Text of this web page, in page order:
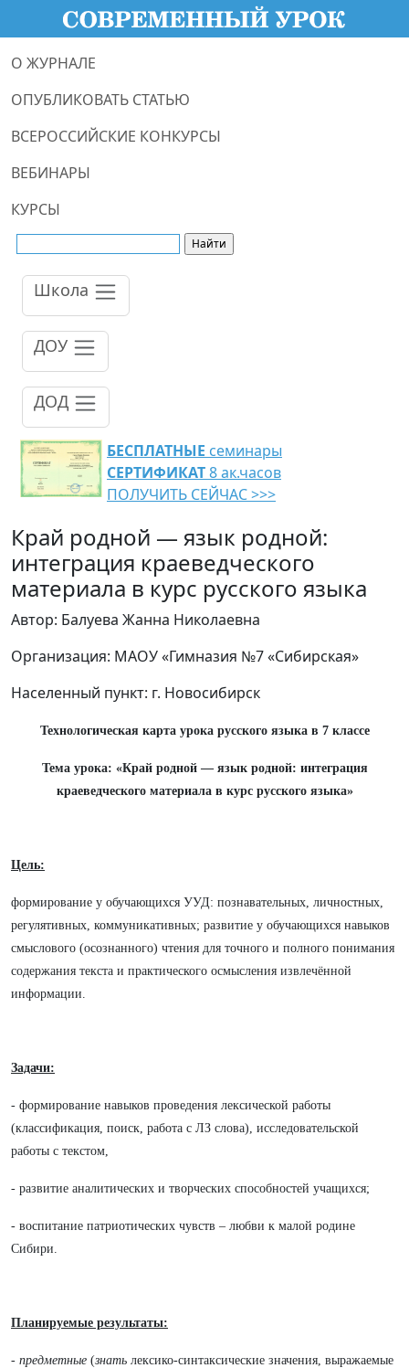
О ЖУРНАЛЕ
ОПУБЛИКОВАТЬ СТАТЬЮ
ВСЕРОССИЙСКИЕ КОНКУРСЫ
ВЕБИНАРЫ
КУРСЫ
Школа
ДОУ
ДОД
БЕСПЛАТНЫЕ семинары
СЕРТИФИКАТ8 ак.часов
ПОЛУЧИТЬ СЕЙЧАС >>>
Край родной — язык родной:
интеграция краеведческого
материала в курс русского языка
Автор: Балуева Жанна Николаевна
Организация: МАОУ «Гимназия №7 «Сибирская»
Населенный пункт: г. Новосибирск
Технологическая карта урока русского языка в 7 классе
Тема урока: «Край родной — язык родной: интеграция
краеведческого материала в курс русского языка»
Цель:
формирование у обучающихся УУД: познавательных, личностных,
регулятивных, коммуникативных; развитие у обучающихся навыков
смыслового (осознанного) чтения для точного и полного понимания
содержания текста и практического осмысления извлечённой
информации.
Задачи:
- формирование навыков проведения лексической работы
(классификация, поиск, работа с ЛЗ слова), исследовательской
работы с текстом,
- развитие аналитических и творческих способностей учащихся;
- воспитание патриотических чувств – любви к малой родине
Сибири.
Планируемые результаты:
- предметные (знать лексико-синтаксические значения, выражаемые